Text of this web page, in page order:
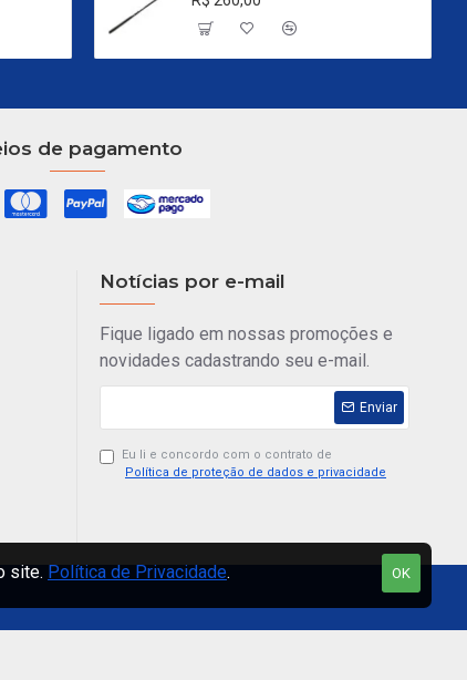
L - Azul
601 L - Azul - 6
Pergunte-nos
OK
site. Política de Privacidade.